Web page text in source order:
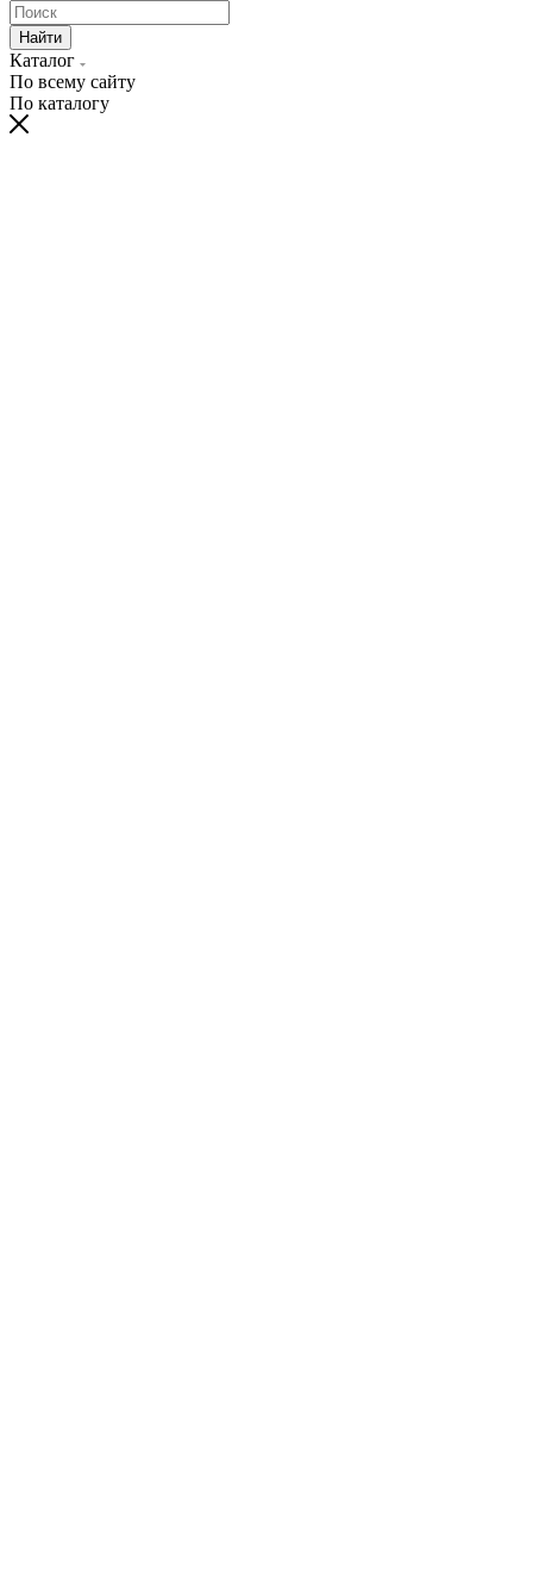
Найти
Каталог
По всему сайту
По каталогу